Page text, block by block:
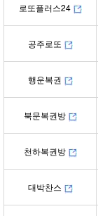
로또플러스24
공주로또
행운복권
북문복권방
천하복권방
대박찬스